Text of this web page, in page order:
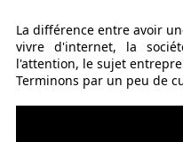
La différence entre avoir
vivre d'internet, la
l'attention, le sujet
Terminons par un peu de